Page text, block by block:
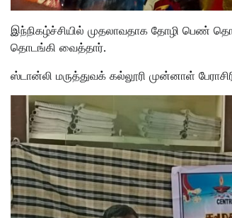
இந்நிகழ்ச்சியில் முதலாவதாக தோழி பெண்
தொடங்கி வைத்தார்.
ஸ்டான்லி மருத்துவக் கல்லூரி முன்னாள்